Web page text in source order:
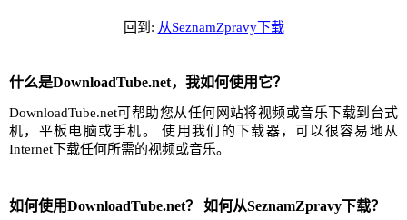
回到: 从SeznamZpravy下载
什么是DownloadTube.net，我如何使用它？
DownloadTube.net可帮助您从任何网站将视频或音乐下载到台式
机，平板电脑或手机。 使用我们的下载器，可以很容易地从
Internet下载任何所需的视频或音乐。
如何使用DownloadTube.net？ 如何从SeznamZpravy下载？